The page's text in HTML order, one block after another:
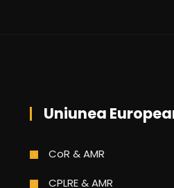
Uniunea
CoR & AMR
CPLRE & AMR